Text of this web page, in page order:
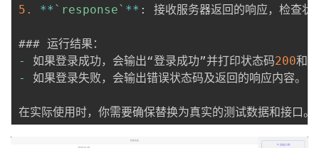
5.
** `response` ** : 接收服务器返回的响应，检查状
-
如果登录成功，会输出“登录成功”并打印状态码200
-
如果登录失败，会输出错误状态码及返回的响应内容。